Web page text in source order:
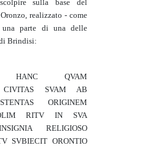
sulla base del
realizzato - come
parte di una delle
Brindisi:
HANC QVAM
CIVITAS SVAM AB
ORIGINEM
RITV IN SVA
RELIGIOSO
SVBIECIT ORONTIO